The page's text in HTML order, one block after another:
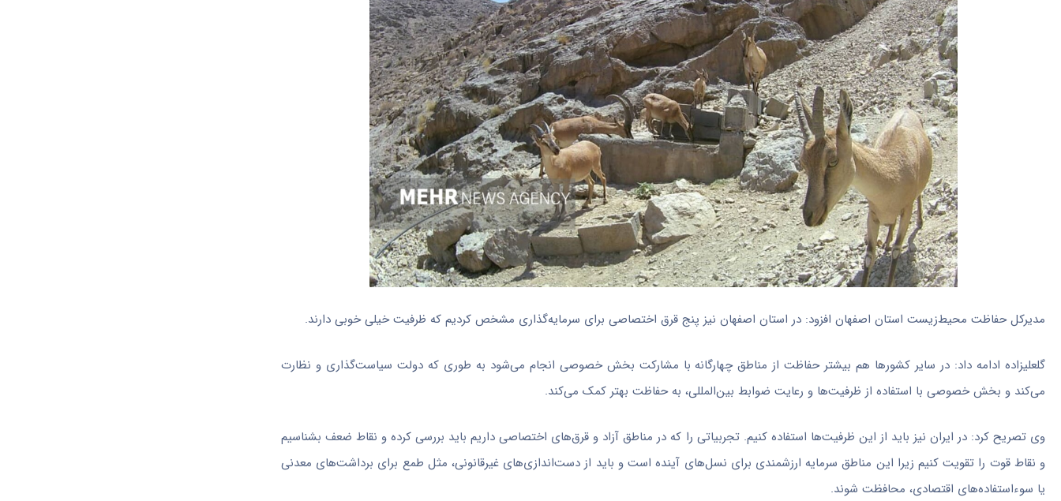
مدیرکل حفاظت محیط‌زیست استان اصفهان افزود: در استان اصفهان نیز پنج قرق اختصاصی برای سرمایه‌گذاری مشخص کردیم که ظرفیت خیلی خوبی دارند.
گلعلیزاده ادامه داد: در سایر کشورها هم بیشتر حفاظت از مناطق چهارگانه با مشارکت بخش خصوصی انجام می‌شود به طوری که دولت سیاست‌گذاری و نظارت
می‌کند و بخش خصوصی با استفاده از ظرفیت‌ها و رعایت ضوابط بین‌المللی، به حفاظت بهتر کمک می‌کند.
وی تصریح کرد: در ایران نیز باید از این ظرفیت‌ها استفاده کنیم. تجربیاتی را که در مناطق آزاد و قرق‌های اختصاصی داریم باید بررسی کرده و نقاط ضعف بشناسیم
و نقاط قوت را تقویت کنیم زیرا این مناطق سرمایه ارزشمندی برای نسل‌های آینده است و باید از دست‌اندازی‌های غیرقانونی، مثل طمع برای برداشت‌های معدنی
یا سوءاستفاده‌های اقتصادی، محافظت شوند.